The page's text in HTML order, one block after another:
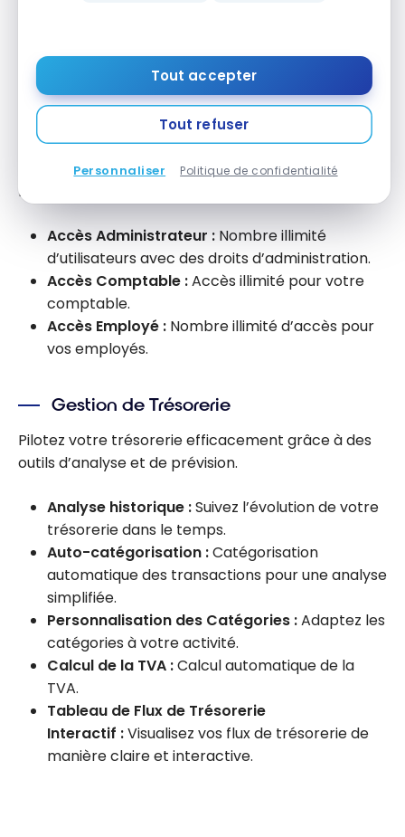
Tout accepter
Tout refuser
Personnaliser Politique de confidentialité
rappels pour les reçus manquants.
Intégrations EBICS (JeDéclare) :
déclarations fiscales.
Facilitez le travail d’équipe avec des accès dédiés.
Accès Administrateur : Nombre illimité
d’utilisateurs avec des droits d’administration.
Accès Comptable :Accès illimité pour votre
comptable.
Accès Employé : Nombre illimité d’accès pour
vos employés.
Gestion de Trésorerie
Pilotez votre trésorerie efficacement grâce à des
outils d’analyse et de prévision.
Analyse historique :Suivez l’évolution de votre
trésorerie dans le temps.
Auto-catégorisation :Catégorisation
automatique des transactions pour une analyse
simplifiée.
Personnalisation des Catégories :Adaptez les
catégories à votre activité.
Calcul de la TVA :Calcul automatique de la
TVA.
Tableau de Flux de Trésorerie
Interactif :Visualisez vos flux de trésorerie de
manière claire et interactive.